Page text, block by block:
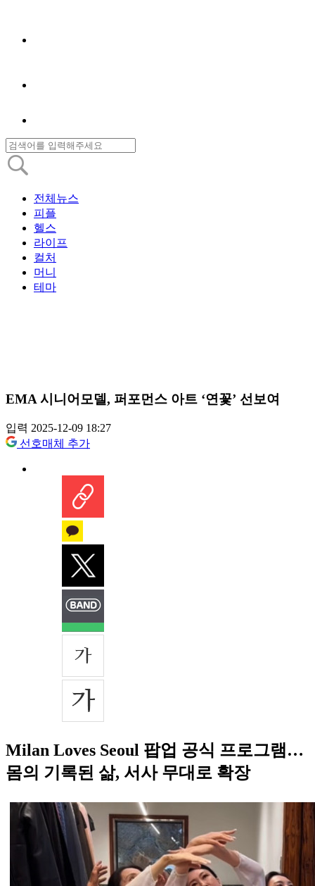
전체뉴스
피플
헬스
라이프
컬처
머니
테마
EMA 시니어모델, 퍼포먼스 아트 ‘연꽃’ 선보여
입력 2025-12-09 18:27
선호매체 추가
Milan Loves Seoul 팝업 공식 프로그램…
몸의 기록된 삶, 서사 무대로 확장